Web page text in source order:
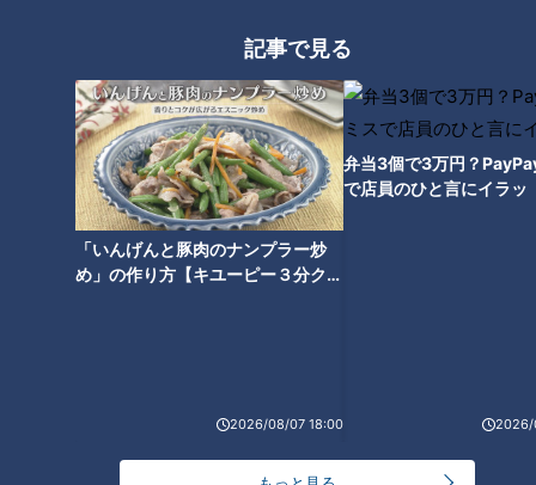
記事で見る
「いんげんと豚肉のナンプラー炒
め」の作り方【キユーピー３分クッ
2026/08/07 18:00
弁当3個で3万円？
で店員のひと言にイラッ
2026/
CBCテレビ『花咲かタイムズ』
他にも、あさくまのステーキを贅沢にのせた「ステーキカレ
ー」（1,560円）や、豪快にトマトを盛りつけた「丸ごとトマ